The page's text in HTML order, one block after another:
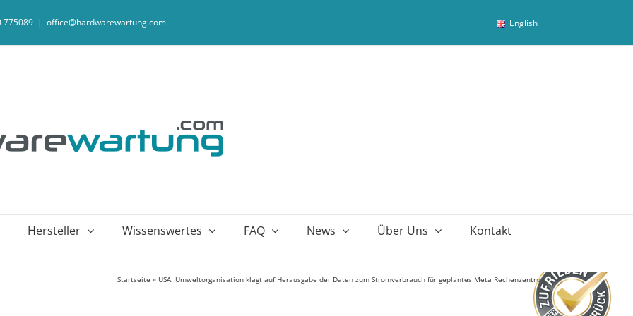
775089 | office@hardwarewartung.com English
Hersteller Wissenswertes FAQ News Über Uns Kontakt
Startseite » USA: Umweltorganisation klagt auf Herausgabe der Daten zum Stromverbrauch für geplantes Meta Rechenzentrum